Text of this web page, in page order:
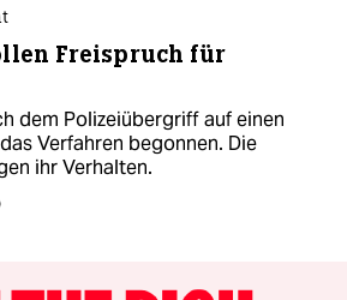
Freispruch für
dem Polizeiübergriff auf einen
Verfahren begonnen. Die
ihr Verhalten.